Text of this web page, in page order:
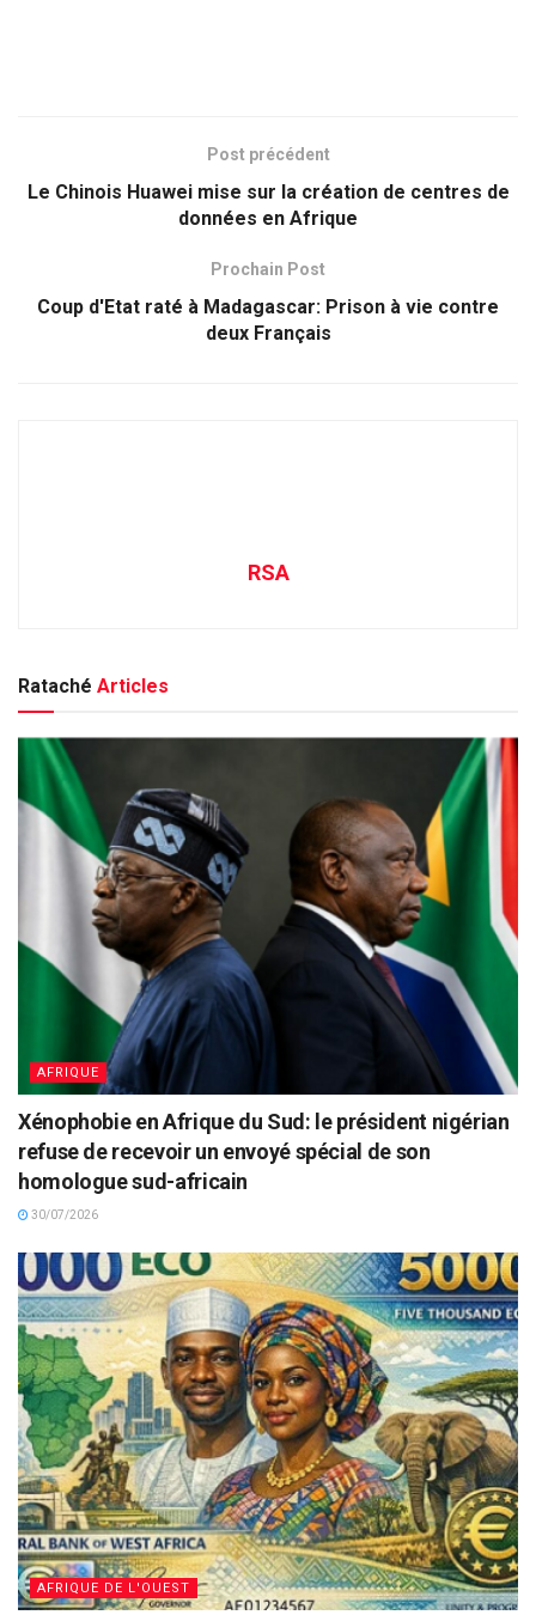
Post précédent
Le Chinois Huawei mise sur la création de centres de
données en Afrique
Prochain Post
Coup d'Etat raté à Madagascar: Prison à vie contre
deux Français
RSA
Rataché Articles
AFRIQUE
Xénophobie en Afrique du Sud: le président nigérian
refuse de recevoir un envoyé spécial de son
homologue sud-africain
30/07/2026
AFRIQUE DE L'OUEST